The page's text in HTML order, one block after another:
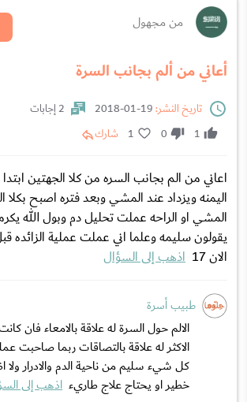
من مجهول
أعاني من ألم بجانب السرة
تاريخ النشر:
2 إجابات
1
0
1 شارك
اعاني من الم بجانب السره من كلا الجهتين
اليمنه ويزداد عند المشي وبعد فتره اصبح
المشي او الراحه عملت تحليل دم وبول الله
الان 17
اذهب إلى السؤال
طبيب أسرة
الالم حول السرة له علاقة بالامعاء فان
الاكثر له علاقة بالتصاقات ربما صاحبت
كل شيء سليم من ناحية الدم والادرار ولا
خطير او يحتاج علاج طاريء اذهب إلى